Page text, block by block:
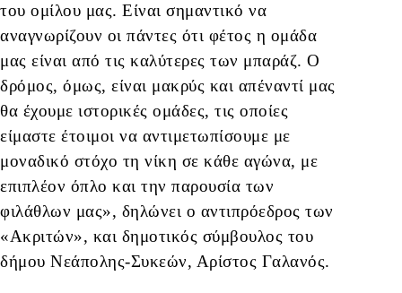
του ομίλου μας. Είναι σημαντικό να
αναγνωρίζουν οι πάντες ότι φέτος η ομάδα
μας είναι από τις καλύτερες των μπαράζ. Ο
δρόμος, όμως, είναι μακρύς και απέναντί μας
θα έχουμε ιστορικές ομάδες, τις οποίες
είμαστε έτοιμοι να αντιμετωπίσουμε με
μοναδικό στόχο τη νίκη σε κάθε αγώνα, με
επιπλέον όπλο και την παρουσία των
φιλάθλων μας», δηλώνει ο αντιπρόεδρος των
«Ακριτών», και δημοτικός σύμβουλος του
δήμου Νεάπολης-Συκεών, Αρίστος Γαλανός.